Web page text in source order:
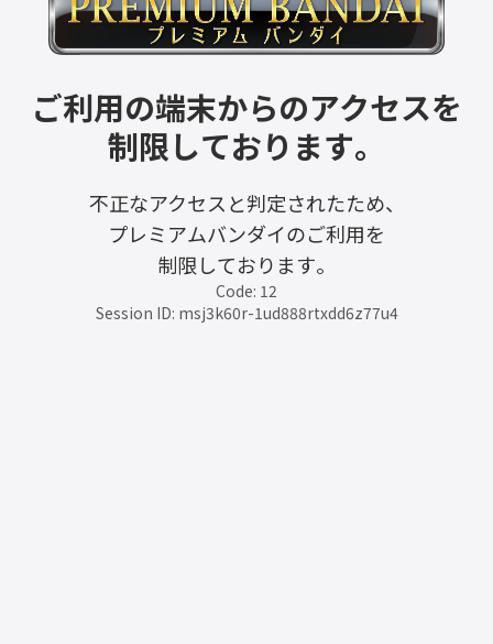
ご利用の端末からのアクセスを
制限しております。
不正なアクセスと判定されたため、
プレミアムバンダイのご利用を
制限しております。
Code: 12
Session ID: msj3k60r-1ud888rtxdd6z77u4